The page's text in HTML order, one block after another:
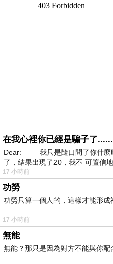
在我心裡你已經是騙子了
Dear: 我只是隨口問了你什麼時
了，結果出現了20，我不 可置信
17 小時前
功勞
功勞只算一個人的，這樣才能形成
17 小時前
無能
無能？那只是因為對方不能與你配